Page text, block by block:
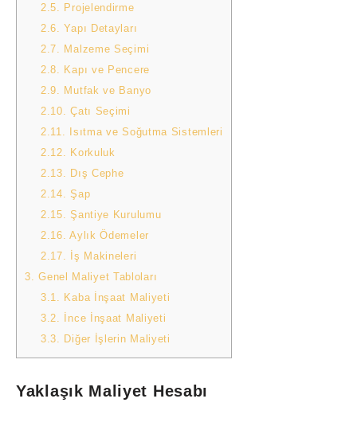
2.5.
Projelendirme
2.6.
Yapı Detayları
2.7.
Malzeme Seçimi
2.8.
Kapı ve Pencere
2.9.
Mutfak ve Banyo
2.10.
Çatı Seçimi
2.11.
Isıtma ve Soğutma Sistemleri
2.12.
Korkuluk
2.13.
Dış Cephe
2.14.
Şap
2.15.
Şantiye Kurulumu
2.16. Aylık Ödemeler
2.17.
İş Makineleri
3.
Genel Maliyet Tabloları
3.1.
Kaba İnşaat Maliyeti
3.2.
İnce İnşaat Maliyeti
3.3.
Diğer İşlerin Maliyeti
Yaklaşık Maliyet Hesabı